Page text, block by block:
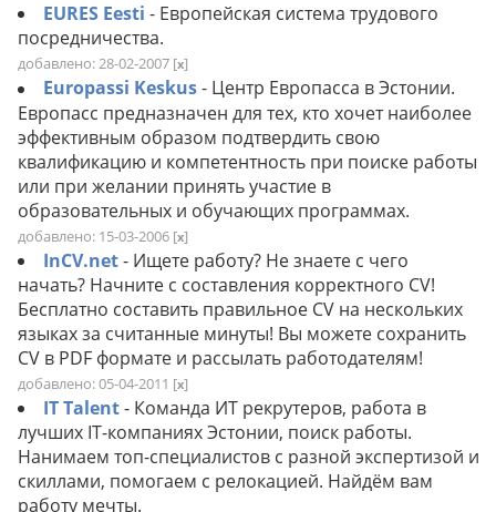
EURES Eesti - Европейская система трудового
посредничества.
добавлено: 28-02-2007 [x]
Europassi Keskus- Центр Европасса в Эстонии.
Европасс предназначен для тех, кто хочет наиболее
эффективным образом подтвердить свою
квалификацию и компетентность при поиске работы
или при желании принять участие в
образовательных и обучающих программах.
добавлено: 15-03-2006 [x]
InCV.net- Ищете работу? Не знаете с чего
начать? Начните с составления корректного CV!
Бесплатно составить правильное CV на нескольких
языках за считанные минуты! Вы можете сохранить
CV в PDF формате и рассылать работодателям!
добавлено: 05-04-2011 [x]
IT Talent- Команда ИТ рекрутеров, работа в
лучших IT-компаниях Эстонии, поиск работы.
Нанимаем топ-специалистов с разной экспертизой и
скиллами, помогаем с релокацией. Найдём вам
работу мечты.